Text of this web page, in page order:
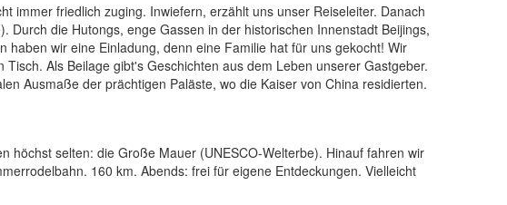
immer friedlich zuging. Inwiefern, erzählt uns unser Reiseleiter. Danach
Durch die Hutongs, enge Gassen in der historischen Innenstadt Beijings,
wir eine Einladung, denn eine Familie hat für uns gekocht! Wir
Als Beilage gibt's Geschichten aus dem Leben unserer Gastgeber.
Ausmaße der prächtigen Paläste, wo die Kaiser von China residierten.
höchst selten: die Große Mauer (UNESCO-Welterbe). Hinauf fahren wir
160 km. Abends: frei für eigene Entdeckungen. Vielleicht